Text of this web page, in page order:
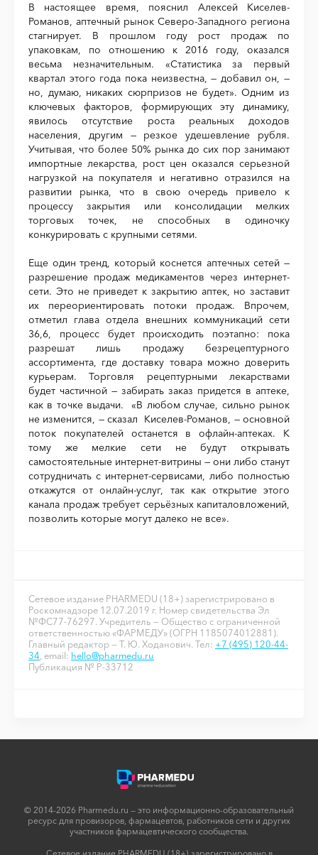
В настоящее время, пояснил Алексей Киселев-
Романов, аптечный рынок Северо-Западного региона
стагнирует. В прошлом году рост продаж по
упаковкам, по отношению к 2016 году, оказался
весьма незначительным. «Статистика за первый
квартал этого года пока неизвестна, — добавил он, —
но, думаю, никаких сюрпризов не будет». Одним из
ключевых факторов, формирующих эту динамику,
явилось отсутствие роста реальных доходов
населения, другим — резкое удешевление рубля.
Учитывая, что более 50% рынка до сих пор занимают
импортные лекарства, рост цен оказался серьезной
нагрузкой на покупателя и негативно отразился на
развитии рынка, что в свою очередь привело к
процессу закрытия или консолидации мелких
торговых точек, не способных в одиночку
конкурировать с крупными сетями.
Еще один тренд, который коснется аптечных сетей —
разрешение продаж медикаментов через интернет-
сети. Это не приведет к закрытию аптек, но заставит
их переориентировать потоки продаж. Впрочем,
отметил глава отдела внешних коммуникаций сети
36,6, процесс будет происходить поэтапно: пока
разрешат лишь продажу безрецептурного
ассортимента, где доставку товара можно доверить
курьерам. Торговля рецептурными лекарствами
будет частичной — забирать заказ придется в аптеке,
как в точке выдачи. «В любом случае, сильно рынок
не изменится, — сказал Киселев-Романов, — основной
поток покупателей останется в офлайн-аптеках. К
тому же мелкие сети не будут открывать
самостоятельные интернет-витрины — они либо станут
сотрудничать с интернет-сервисами, либо полностью
откажутся от онлайн-услуг, так как открытие этого
канала продаж требует серьёзных капиталовложений,
позволить которые могут далеко не все».
Сетевое издание PHARMEDU (18+) зарегистрировано в
Роскомнадзоре 12.07.2019 г. Номер свидетельства Эл
№ФС77-76297. Учредитель — Общество с ограниченной
ответственностью «ФАРМЕДУ» (ОГРН 1185074012881).
Главный редактор — Т. Ю. Ходанович. Тел: +7 (495) 120-44-
34, email: hello@pharmedu.ru
Публикация № P-33712
© 2014-2026 Pharmedu.ru — это информационно-образовательный
ресурс для провизоров, фармацевтов, работников сети и других
участников фармацевтического сообщества.